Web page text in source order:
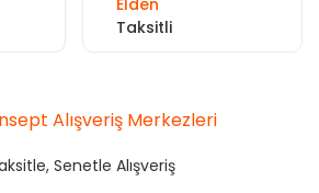
Taksitli
Alışveriş Merkezleri
Senetle Alışveriş